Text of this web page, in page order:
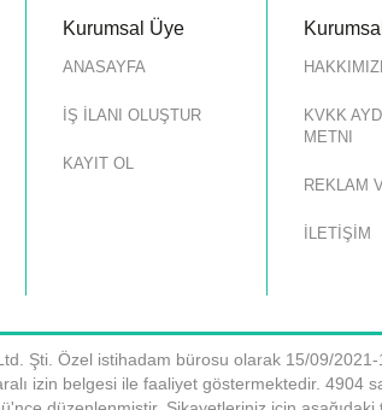
Kurumsal Üye
ANASAYFA
İŞ İLANI OLUŞTUR
KAYIT OL
Kurumsal
KVKK
METNI
REKLAM
İLETİŞİM
Şti. Özel istihadam bürosu olarak 15/09/
izin belgesi ile faaliyet göstermektedir. 4904